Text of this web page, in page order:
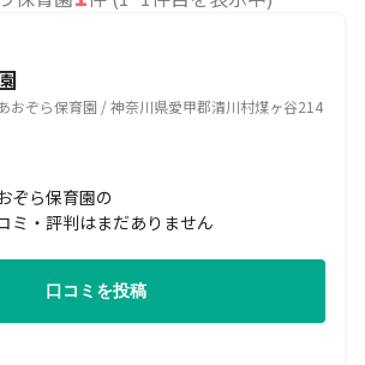
おぞら保育園 / 神奈川県愛甲郡清川村煤ヶ谷214
ぞら保育園の
ミ・評判はまだありません
口コミを投稿